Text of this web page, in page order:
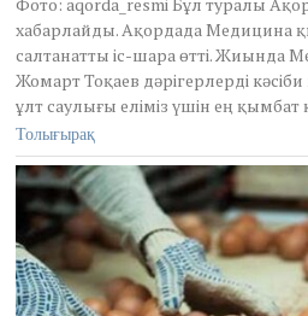
e
1
8
,
2
6
Фото: aqorda_resmi Бұл туралы
хабарлайды. Ақордада Медицина
салтанатты іс-шара өтті. Жиында
Жомарт Тоқаев дәрігерлерді
ұлт саулығы еліміз үшін ең
Толығырақ